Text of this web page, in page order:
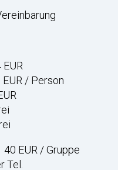
/ Person
EUR / Gruppe